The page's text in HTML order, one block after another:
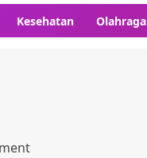
Kesehatan Olahraga